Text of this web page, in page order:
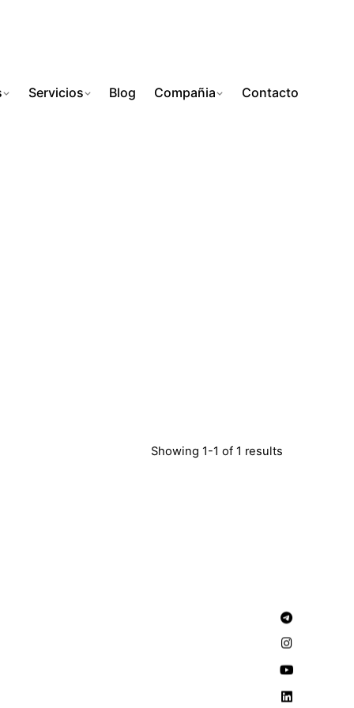
Servicios Blog Compañia Contacto
Showing 1-1 of 1 results